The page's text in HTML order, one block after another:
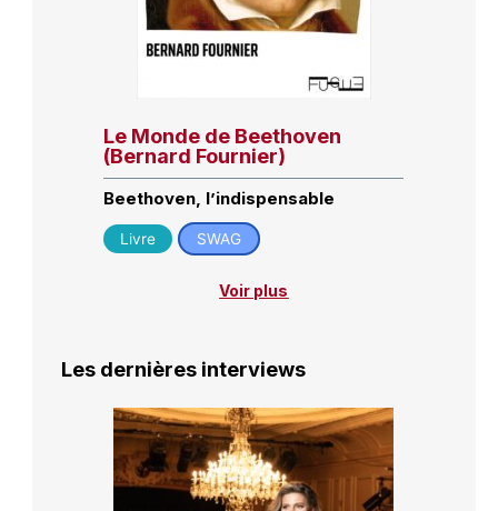
Le Monde de Beethoven
(Bernard Fournier)
Beethoven, l’indispensable
Livre SWAG
Voir plus
Les dernières interviews